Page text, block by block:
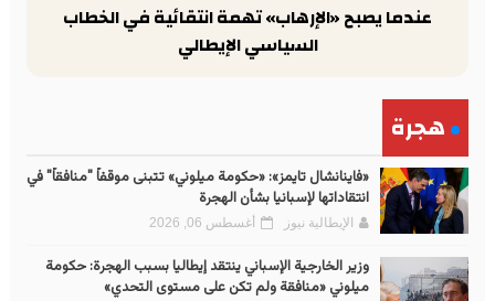
عندما يصبح «الإرهاب» تهمة انتقائية في الخطاب
السياسي الإيطالي
هجرة
«فاينانشال تايمز»: «حكومة ميلوني» تتبنى موقفاً "منافقاً" في
انتقاداتها لإسبانيا بشأن الهجرة
الإيطالية نيوز أغسطس 06, 2026
وزير الخارجية الإسباني ينتقد إيطاليا بسبب الهجرة: حكومة
ميلوني «منافقة ولم تكن على مستوى التحدي»